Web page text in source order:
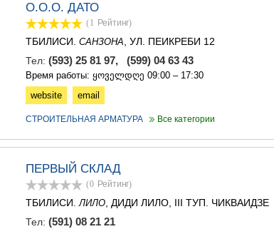
О.О.О. ДАТО
(1 Рейтинг)
ТБИЛИСИ. САНЗОНА, УЛ. ПЕИКРЕБИ 12
Тел: (593) 25 81 97, (599) 04 63 43
Время работы: ყოველდღე 09:00 – 17:30
website
email
СТРОИТЕЛЬНАЯ АРМАТУРА Все категории
ПЕРВЫЙ СКЛАД
(0 Рейтинг)
ТБИЛИСИ.ЛИЛО, ДИДИ ЛИЛО, III ТУП. ЧИКВАИДЗЕ
Тел: (591) 08 21 21